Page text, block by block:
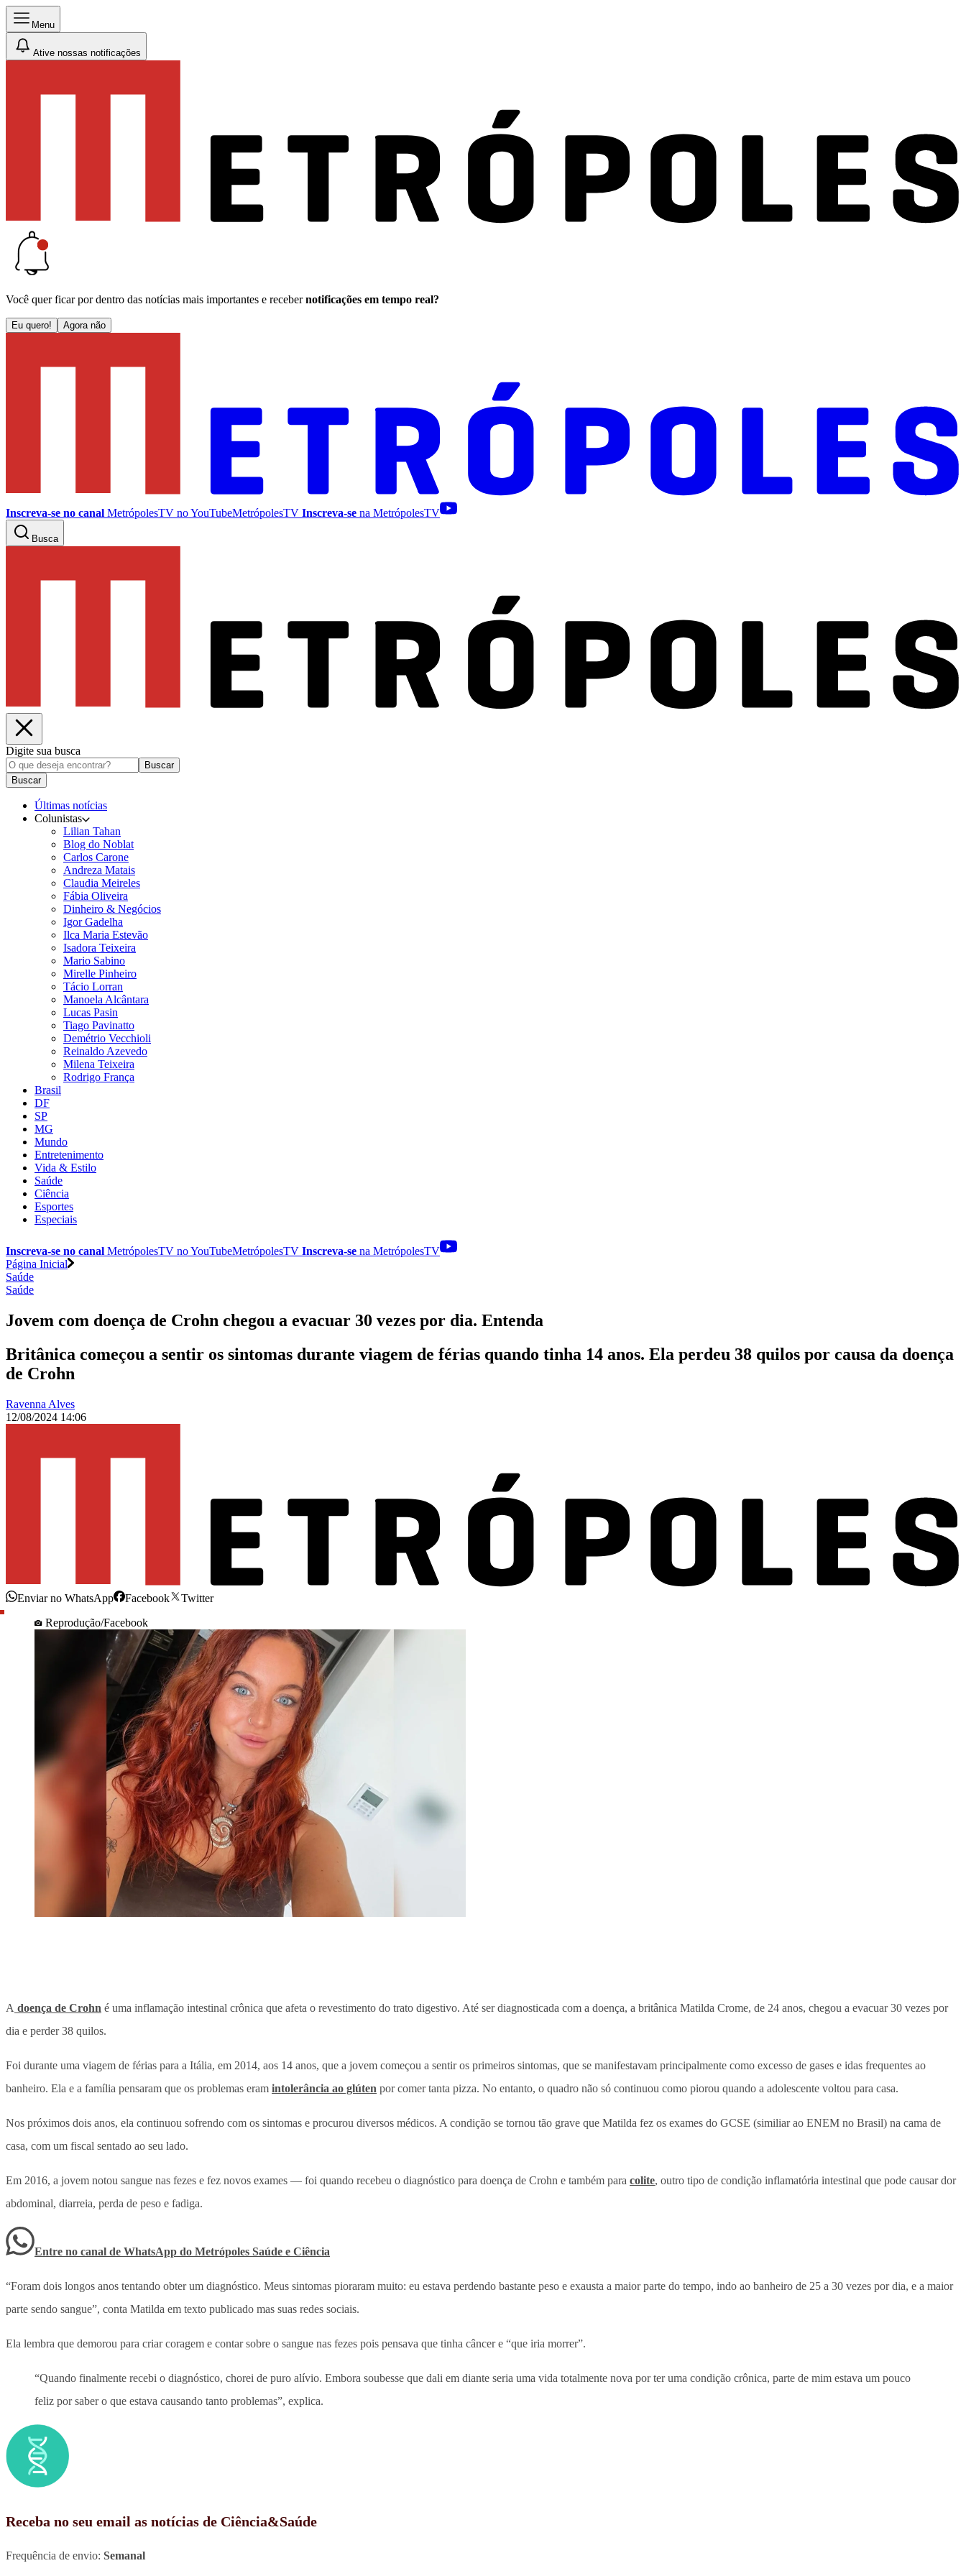
Menu
Ative nossas notificações
Você quer ficar por dentro das notícias mais importantes e receber notificações em tempo real?
Eu quero! Agora não
Inscreva-se no canal MetrópolesTV noYouTubeMetrópolesTV Inscreva-se na MetrópolesTV
Busca
Digite sua busca
Buscar
Buscar
Últimas notícias
Colunistas
Lilian Tahan
Blog do Noblat
Carlos Carone
Andreza Matais
Claudia Meireles
Fábia Oliveira
Dinheiro & Negócios
Igor Gadelha
Ilca Maria Estevão
Isadora Teixeira
Mario Sabino
Mirelle Pinheiro
Tácio Lorran
Manoela Alcântara
Lucas Pasin
Tiago Pavinatto
Demétrio Vecchioli
Reinaldo Azevedo
Milena Teixeira
Rodrigo França
Brasil
DF
SP
MG
Mundo
Entretenimento
Vida & Estilo
Saúde
Ciência
Esportes
Especiais
Inscreva-se no canal MetrópolesTV noYouTubeMetrópolesTV Inscreva-se na MetrópolesTV
Página Inicial
Saúde
Saúde
Jovem com doença de Crohn chegou a evacuar 30 vezes por dia. Entenda
Britânica começou a sentir os sintomas durante viagem de férias quando tinha 14 anos. Ela perdeu 38 quilos por causa da doença
de Crohn
Ravenna Alves
12/08/2024 14:06
Enviar no WhatsApp Facebook
Twitter
Reprodução/Facebook
A doença de Crohn é uma inflamação intestinal crônica que afeta o revestimento do trato digestivo. Até ser diagnosticada com a doença, a britânica Matilda Crome, de 24 anos, chegou a evacuar 30 vezes por
dia e perder 38 quilos.
Foi durante uma viagem de férias para a Itália, em 2014, aos 14 anos, que a jovem começou a sentir os primeiros sintomas, que se manifestavam principalmente como excesso de gases e idas frequentes ao
banheiro. Ela e a família pensaram que os problemas eram intolerância ao glúten por comer tanta pizza. No entanto, o quadro não só continuou como piorou quando a adolescente voltou para casa.
Nos próximos dois anos, ela continuou sofrendo com os sintomas e procurou diversos médicos. A condição se tornou tão grave que Matilda fez os exames do GCSE (similiar ao ENEM no Brasil) na cama de
casa, com um fiscal sentado ao seu lado.
Em 2016, a jovem notou sangue nas fezes e fez novos exames — foi quando recebeu o diagnóstico para doença de Crohn e também para colite, outro tipo de condição inflamatória intestinal que pode causar dor
abdominal, diarreia, perda de peso e fadiga.
Entre no canal de WhatsApp do Metrópoles Saúde e Ciência
“Foram dois longos anos tentando obter um diagnóstico. Meus sintomas pioraram muito: eu estava perdendo bastante peso e exausta a maior parte do tempo, indo ao banheiro de 25 a 30 vezes por dia, e a maior
parte sendo sangue”, conta Matilda em texto publicado mas suas redes sociais.
Ela lembra que demorou para criar coragem e contar sobre o sangue nas fezes pois pensava que tinha câncer e “que iria morrer”.
“Quando finalmente recebi o diagnóstico, chorei de puro alívio. Embora soubesse que dali em diante seria uma vida totalmente nova por ter uma condição crônica, parte de mim estava um pouco
feliz por saber o que estava causando tanto problemas”, explica.
Receba no seu email as notícias de Ciência&Saúde
Frequência de envio: Semanal